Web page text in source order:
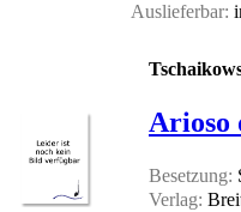
Auslieferbar:
Arioso
Besetzung:
Verlag: